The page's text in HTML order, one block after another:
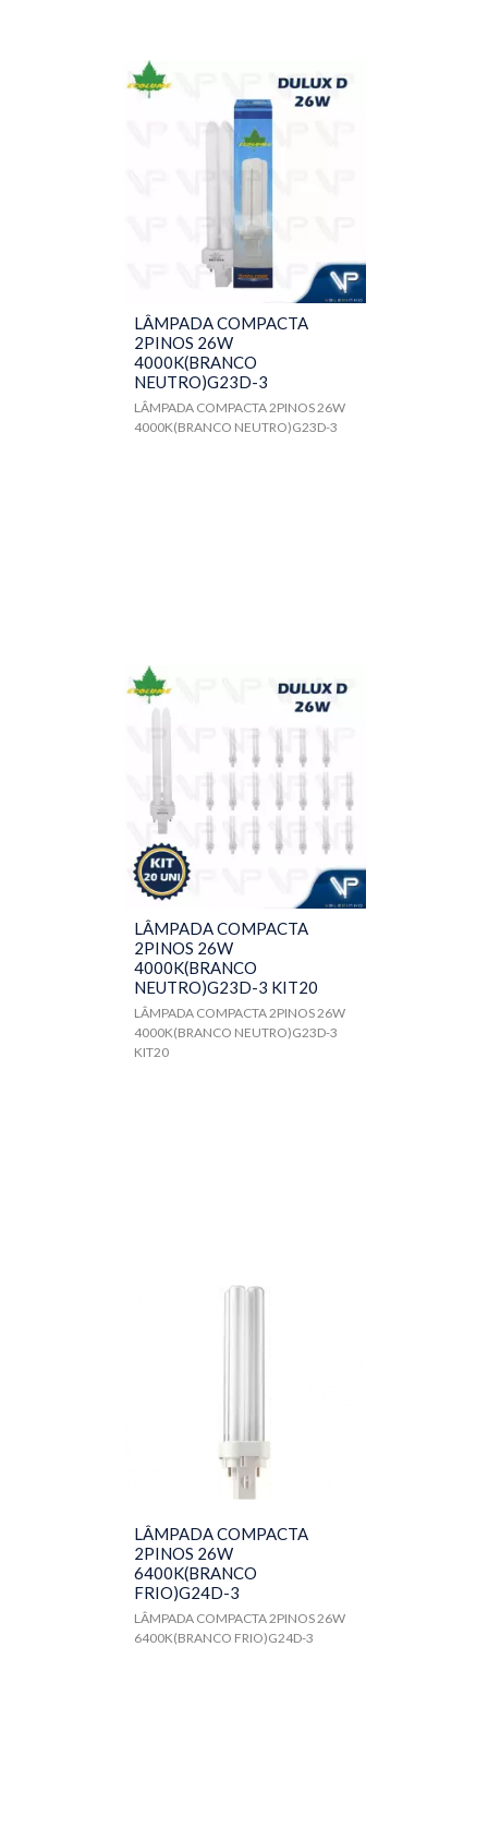
LÂMPADA COMPACTA
2PINOS 26W
4000K(BRANCO
NEUTRO)G23D-3
LÂMPADA COMPACTA 2PINOS 26W
4000K(BRANCO NEUTRO)G23D-3
LÂMPADA COMPACTA
2PINOS 26W
4000K(BRANCO
NEUTRO)G23D-3 KIT20
LÂMPADA COMPACTA 2PINOS 26W
4000K(BRANCO NEUTRO)G23D-3
KIT20
LÂMPADA COMPACTA
2PINOS 26W
6400K(BRANCO
FRIO)G24D-3
LÂMPADA COMPACTA 2PINOS 26W
6400K(BRANCO FRIO)G24D-3